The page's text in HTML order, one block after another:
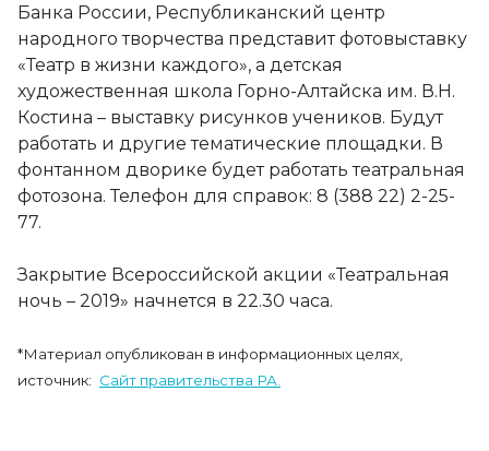
Банка России, Республиканский центр
народного творчества представит фотовыставку
«Театр в жизни каждого», а детская
художественная школа Горно-Алтайска им. В.Н.
Костина – выставку рисунков учеников. Будут
работать и другие тематические площадки. В
фонтанном дворике будет работать театральная
фотозона. Телефон для справок: 8 (388 22) 2-25-
77.
Закрытие Всероссийской акции «Театральная
ночь – 2019» начнется в 22.30 часа.
*Материал опубликован в информационных целях,
источник: Сайт правительства РА.